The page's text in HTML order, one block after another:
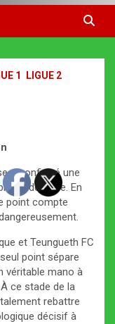
1 LIGUE 2
a confirmé une
décisive. En
point compte
et Teungueth FC
point sépare
véritable mano à
ce stade de la
rebattre
décisif à